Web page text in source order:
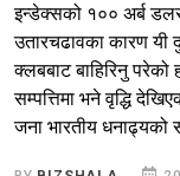
इन्डेक्सको १०० अर्ब
उतारचढावका कारण यी
क्लबबाट बाहिरिनु
सम्पत्तिमा भने वृद्धि
जना भारतीय धनाढ्यको